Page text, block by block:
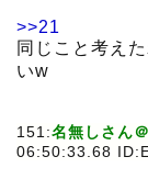
>>21
同じこと考え
いw
151:名無しさん
06:50:33.68